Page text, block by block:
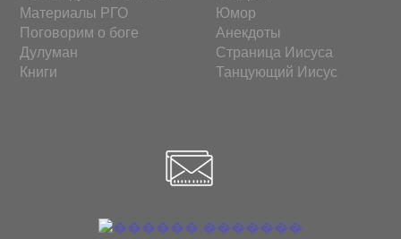
Материалы РГО
Поговорим о боге
Дулуман
Книги
Юмор
Анекдоты
Страница Иисуса
Танцующий Иисус